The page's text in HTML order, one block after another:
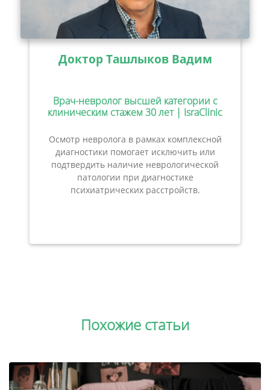
Доктор Ташлыков Вадим
Врач-невролог высшей категории с
клиническим стажем 30 лет | IsraClinic
Осмотр невролога в рамках комплексной
диагностики помогает исключить или
подтвердить наличие неврологической
патологии при диагностике
психиатрических расстройств.
Похожие статьи